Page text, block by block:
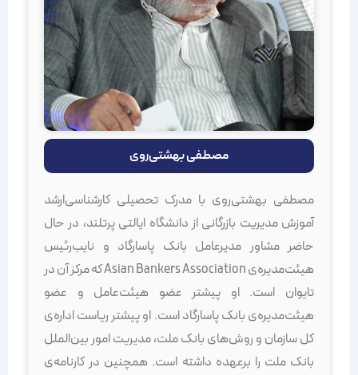
مصطفی بهشتی‌روی
مصطفی بهشتی‌روی با مدرک تحصیلی کارشناسی‌ارشد
آموزش مدیریت بازرگانی از دانشگاه ایالتی پرتلند، در حال
حاضر مشاور مدیرعامل بانک پاسارگاد و نایب‌رئیس
هیئت‌مدیره‌ی Asian Bankers Association که مرکز آن در
تایوان است. او پیشتر عضو هیئت‌عامل و عضو
هیئت‌مدیره‌ی بانک پاسارگاد است. او پیشتر ریاست اداره‌ی
کل سازمان و روش‌های بانک ملت، مدیریت امور بین‌الملل
بانک ملت را برعهده داشته است. همچنین در کارنامه‌ی